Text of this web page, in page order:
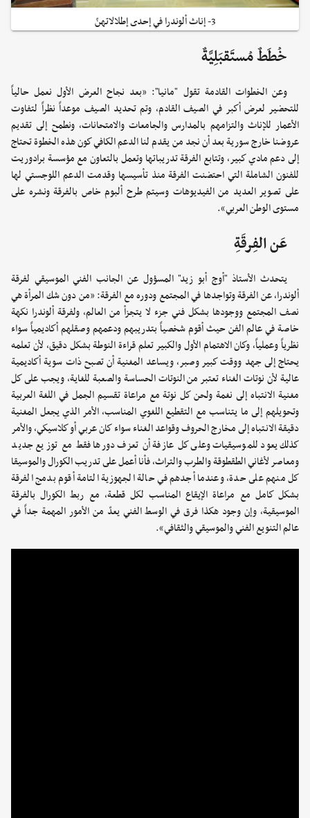
3- إناث ألوندرا في إحدى إطلالاتهنّ
خُطَطٌ مُستَقبَلِيَّةٌ
وعن الخطوات القادمة تقول "مانيا": «بعد نجاح العرض الأول نعمل حالياً
للتحضير لعرض أكبر في الصيف القادم، وتم تحديد الصيف موعداً نظراً لتفاوت
الأعمار للإناث والتزامهم بالمدارس والجامعات والامتحانات، ونطمح إلى تقديم
عروضنا خارج سورية بعد أن نجد من يقدم لنا الدعم الكافي كون هذه الخطوة تحتاج
إلى دعم مادي كبير، وتتابع الفرقة تدريباتها وتعمل بالتعاون مع مؤسسة برادوريت
للفنون الشاملة التي احتضنت الفرقة منذ تأسيسها وقدمت الدعم اللوجستي لها
على تصوير العديد من الفيديوهات وسيتم طرح ألبوم خاص بالفرقة ونشره على
مستوى الوطن العربي».
عَن الفِرقَةِ
يتحدث الأستاذ "أوج أبو زيد" المسؤول عن الجانب الفني الموسيقي لفرقة
ألوندرا، عن الفرقة وتواجدها في المجتمع ودوره مع الفرقة: «من دون شك المرأة هي
نصف المجتمع ووجودها بشكل فني جزء لا يتجزأ من العالم، ولفرقة ألوندرا نكهة
خاصة في عالم الفن حيث أقوم شخصياً بتدريبهم ودعمهم وصقلهم أكاديمياً سواء
نظرياً وعملياً، وكان الاهتمام الأول والكبير تعلم قراءة النوطة بشكل دقيق، لأن تعلمه
يحتاج إلى جهد ووقت كبير وصبر، ويساعد المغنية أن تصبح ذات سوية أكاديمية
عالية لأن نوتات الغناء تعتبر من النوتات الحساسة والصعبة للغاية، ويجب على كل
مغنية الانتباه إلى نغمة ولحن كل نوتة مع مراعاة تقسيم الجمل في اللغة العربية
وتحويلهم إلى ما يتناسب مع التقطيع اللغوي المناسب، الأمر الذي يجعل المغنية
دقيقة الانتباه إلى مخارج الحروف وقواعد الغناء سواء كان عربي أو كلاسيكي، والأمر
كذلك يعود للموسيقيات وعلى كل عازفة أن تعزف دورها فقط مع توزيع جديد
ومعاصر لأغاني الطقطوقة والطرب والتراث، فأنا أعمل على تدريب الكورال والموسيقا
كل منهم على حدة، وعندما أجدهم في حالة الجهوزية التامة أقوم بدمج الفرقة
بشكل كامل مع مراعاة الإيقاع المناسب لكل قطعة، مع ربط الكورال بالفرقة
الموسيقية، وإن وجود هكذا فرق في الوسط الفني يعدّ من الأمور المهمة جداً في
عالم التنويع الفني والموسيقي والثقافي».